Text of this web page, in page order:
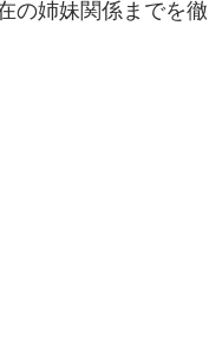
の姉妹関係までを徹